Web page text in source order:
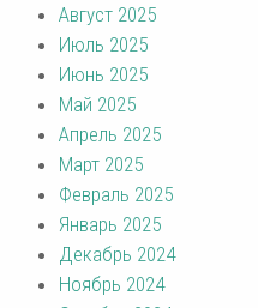
Август 2025
Июль 2025
Июнь 2025
Май 2025
Апрель 2025
Март 2025
Февраль 2025
Январь 2025
Декабрь 2024
Ноябрь 2024